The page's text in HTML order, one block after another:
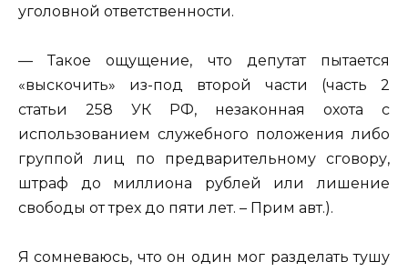
уголовной ответственности.
— Такое ощущение, что депутат пытается
«выскочить» из-под второй части (часть 2
статьи 258 УК РФ, незаконная охота с
использованием служебного положения либо
группой лиц по предварительному сговору,
штраф до миллиона рублей или лишение
свободы от трех до пяти лет. – Прим авт.).
Я сомневаюсь, что он один мог разделать тушу